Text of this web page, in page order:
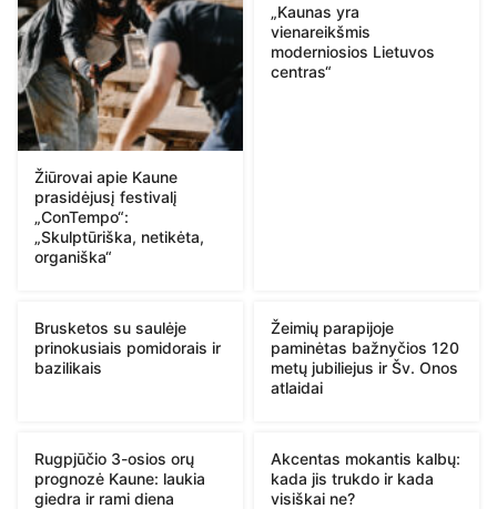
Žiūrovai apie Kaune
prasidėjusį festivalį
„ConTempo“:
„Skulptūriška, netikėta,
organiška“
„Kaunas yra
vienareikšmis
moderniosios Lietuvos
centras“
Brusketos su saulėje
prinokusiais pomidorais ir
bazilikais
Žeimių parapijoje
paminėtas bažnyčios 120
metų jubiliejus ir Šv. Onos
atlaidai
Rugpjūčio 3-osios orų
prognozė Kaune: laukia
giedra ir rami diena
Akcentas mokantis kalbų:
kada jis trukdo ir kada
visiškai ne?